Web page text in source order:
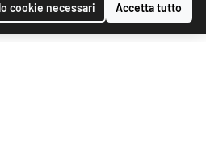
cookie necessari Accetta tutto